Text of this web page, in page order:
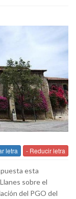
letra - Reducir letra
esta
sobre el
del PGO del